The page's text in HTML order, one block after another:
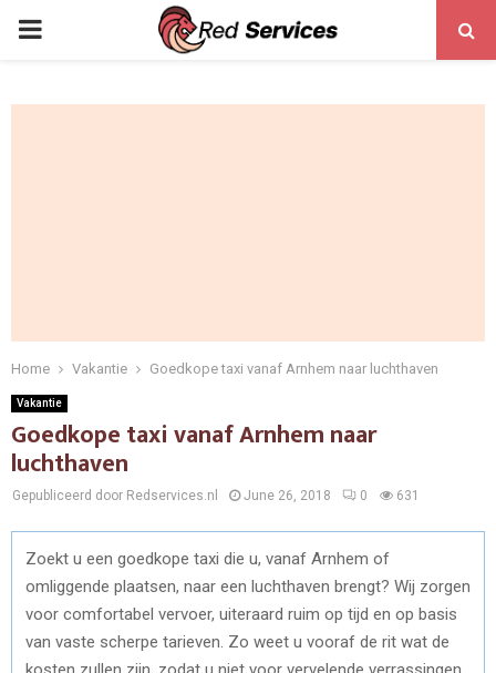
PRIMARY
Home Vakantie Goedkope taxi vanaf Arnhem naar luchthaven
Vakantie
Goedkope taxi vanaf Arnhem naar
luchthaven
Gepubliceerd door Redservices.nl June 26, 2018 0 631
Zoekt u een goedkope taxi die u, vanaf Arnhem of
omliggende plaatsen, naar een luchthaven brengt? Wij zorgen
voor comfortabel vervoer, uiteraard ruim op tijd en op basis
van vaste scherpe tarieven. Zo weet u vooraf de rit wat de